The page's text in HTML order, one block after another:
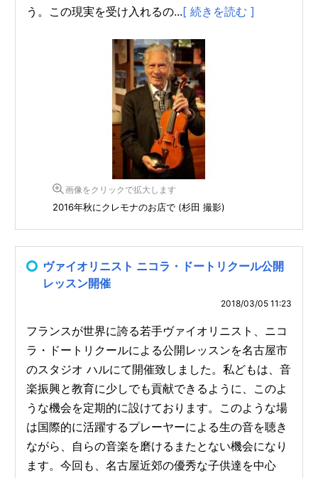
う。この現実を受け入れるの...[ 続きを読む ]
画像をクリックで拡大します
2016年秋にクレモナのお店で (杉田 撮影)
ヴァイオリニスト ニコラ・ドートリクール公開
レッスン開催
2018/03/05 11:23
フランスが世界に誇る若手ヴァイオリニスト、ニコ
ラ・ドートリクールによる公開レッスンを名古屋市
のスタジオ ハルにて開催致しました。私どもは、音
楽振興と教育に少しでも貢献できるように、このよ
うな機会を定期的に設けております。このような場
は国際的に活躍するプレーヤーによる生の音を聴き
ながら、自らの音楽を磨けるまたとない機会になり
ます。今回も、名古屋近郊の優秀な子供達を中心